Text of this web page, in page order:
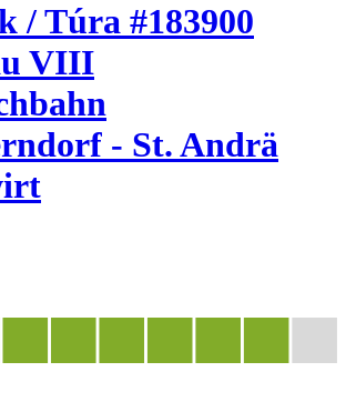
/ Túra #183900
VIII
- St. Andrä